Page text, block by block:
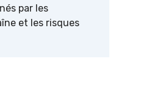
par les
et les risques